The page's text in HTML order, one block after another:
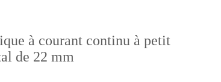
à courant continu à petit
de 22 mm